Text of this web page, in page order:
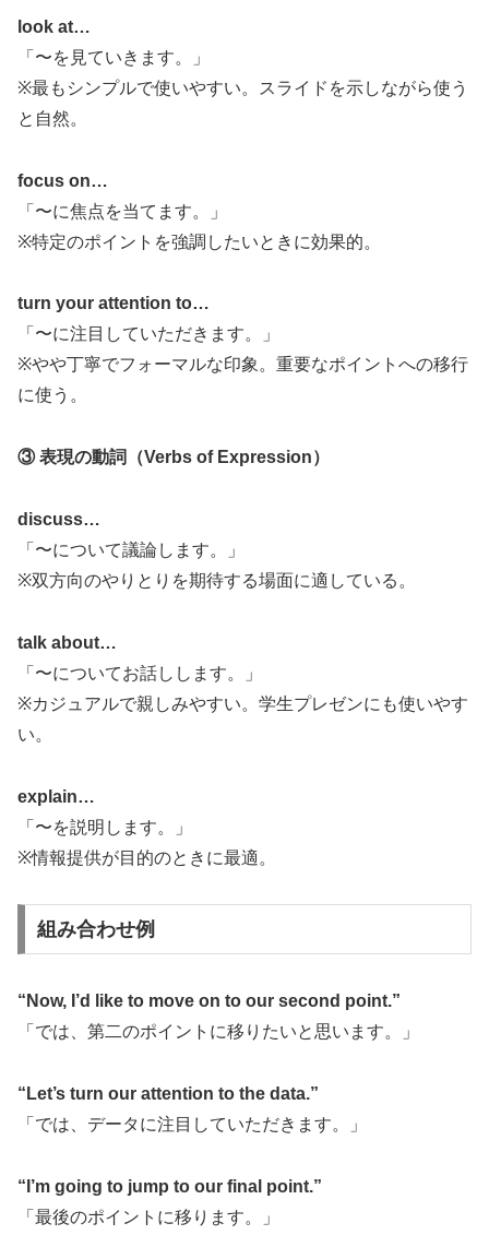
look at…
「〜を見ていきます。」
※最もシンプルで使いやすい。スライドを示しながら使う
と自然。
focus on…
「〜に焦点を当てます。」
※特定のポイントを強調したいときに効果的。
turn your attention to…
「〜に注目していただきます。」
※やや丁寧でフォーマルな印象。重要なポイントへの移行
に使う。
③ 表現の動詞（Verbs of Expression）
discuss…
「〜について議論します。」
※双方向のやりとりを期待する場面に適している。
talk about…
「〜についてお話しします。」
※カジュアルで親しみやすい。学生プレゼンにも使いやす
い。
explain…
「〜を説明します。」
※情報提供が目的のときに最適。
組み合わせ例
“Now, I’d like to move on to our second point.”
「では、第二のポイントに移りたいと思います。」
“Let’s turn our attention to the data.”
「では、データに注目していただきます。」
“I’m going to jump to our final point.”
「最後のポイントに移ります。」